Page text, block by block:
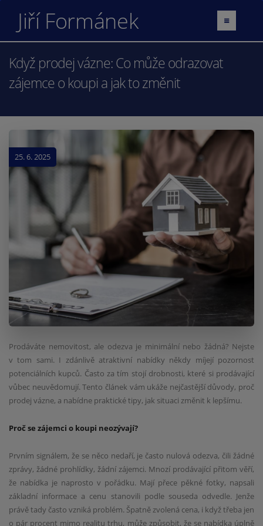
Jiří Formánek
Když prodej vázne: Co může odrazovat
zájemce o koupi a jak to změnit
25. 6. 2025
Prodáváte nemovitost, ale odezva je minimální nebo žádná? Nejste
v tom sami. I zdánlivě atraktivní nabídky někdy míjejí pozornost
potenciálních kupců. Často za tím stojí drobnosti, které si prodávající
vůbec neuvědomují. Tento článek vám ukáže nejčastější důvody, proč
prodej vázne, a nabídne praktické tipy, jak situaci změnit k lepšímu.
Proč se zájemci o koupi neozývají?
Prvním signálem, že se něco nedaří, je často nulová odezva, čili žádné
zprávy, žádné prohlídky, žádní zájemci. Mnozí prodávající přitom věří,
že nabídka je naprosto v pořádku. Mají přece pěkné fotky, napsali
základní informace a cenu stanovili podle souseda odvedle. Jenže
právě tady často vzniká problém. Špatně zvolená cena, i když třeba jen
o pár procent mimo realitu trhu, může způsobit, že se nabídka úplně